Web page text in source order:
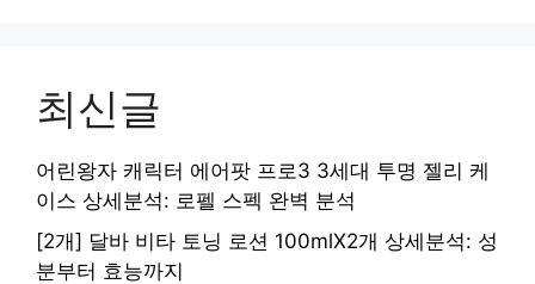
최신글
어린왕자 캐릭터 에어팟 프로3 3세대 투명 젤리 케
이스 상세분석: 로펠 스펙 완벽 분석
[2개] 달바 비타 토닝 로션 100mlX2개 상세분석: 성
분부터 효능까지